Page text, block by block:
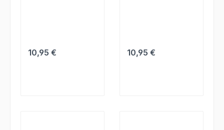
Regulärer Preis:
10,95 € Regulärer Preis:
10,95 €